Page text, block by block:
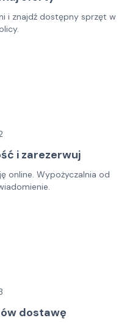
i znajdź dostępny sprzęt w
i zarezerwuj
online. Wypożyczalnia od
dostawę